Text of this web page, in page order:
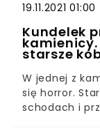
19.11.2021 01:00
Kundelek
starsze
W jednej z
się horror.
schodach i